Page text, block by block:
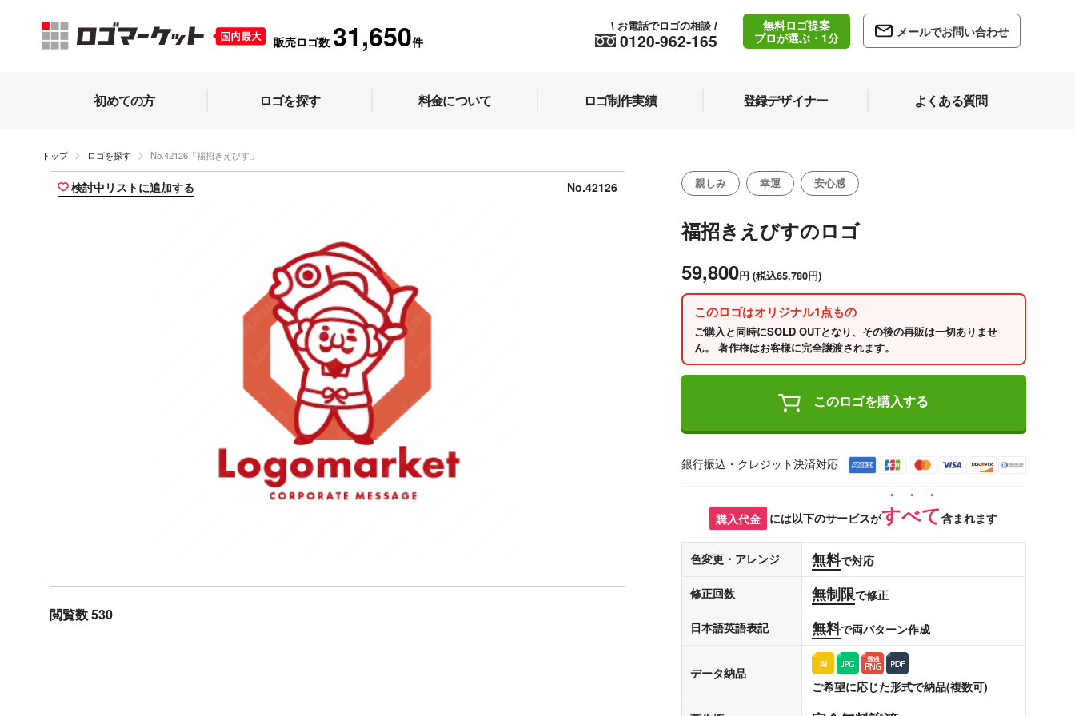
販売ロゴ数 31,650件 0120-962-165
\ お電話でロゴの相談 /
無料ロゴ提案
プロが選ぶ・1分
メールでお問い合わせ
初めての方 ロゴを探す 料金について ロゴ制作実績 登録デザイナー よくある質問
トップ ロゴを探す No.42126「福招きえびす」
検討中リストに追加する No.42126
閲覧数 530
親しみ 幸運 安心感
福招きえびすのロゴ
59,800円 (税込65,780円)
このロゴはオリジナル1点もの
ご購入と同時にSOLD OUTとなり、その後の再販は一切ありませ
ん。 著作権はお客様に完全譲渡されます。
このロゴを購入する
銀行振込・クレジット決済対応
購入代金 には以下のサービスがすべて含まれます
色変更・アレンジ 無料で対応
修正回数 無制限で修正
日本語英語表記 無料で両パターン作成
データ納品
ご希望に応じた形式で納品(複数可)